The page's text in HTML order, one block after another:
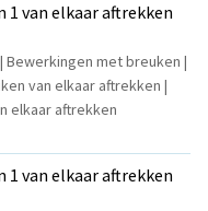
van elkaar aftrekken
Bewerkingen met breuken |
van elkaar aftrekken |
elkaar aftrekken
van elkaar aftrekken